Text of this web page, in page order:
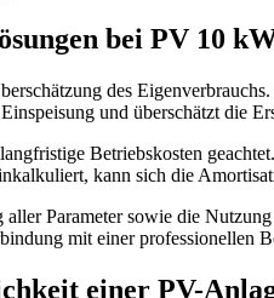
bei PV 10
des
und überschätzt die
Betriebskosten
kann sich die
Parameter sowie die
mit einer professionellen
einer PV-